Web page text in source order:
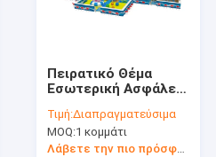
Πειρατικό Θέμα
Εσωτερική Ασφάλεια
παιδικού χώρου
500m2 Για παιδιά
Τιμή:Διαπραγματεύσιμα
MOQ:1 κομμάτι
Λάβετε την πιο πρόσφατη τιμή